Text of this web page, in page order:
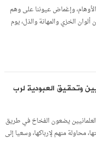
وإغماض عيوننا على وهم
الخزي والمهانة والذل، يوم
وتحقيق العبودية لرب
يضعون الفخاخ في طريق
محاولة منهم لإرباكها، وسعيا إلى